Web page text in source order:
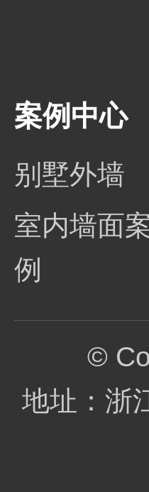
案例中心
别墅外墙
室内墙面
例
©
地址：浙